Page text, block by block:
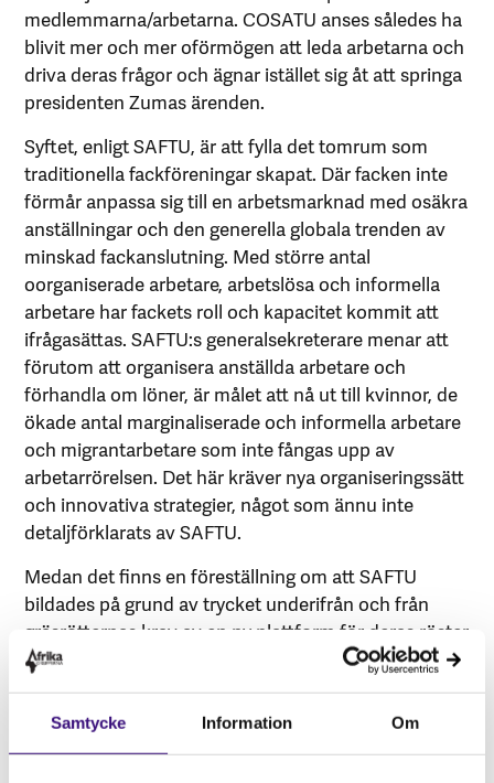
Samtycke Information Om
medlemmarna/arbetarna. COSATU anses således ha
blivit mer och mer oförmögen att leda arbetarna och
driva deras frågor och ägnar istället sig åt att springa
presidenten Zumas ärenden.
Syftet, enligt SAFTU, är att fylla det tomrum som
traditionella fackföreningar skapat. Där facken inte
förmår anpassa sig till en arbetsmarknad med osäkra
anställningar och den generella globala trenden av
minskad fackanslutning. Med större antal
oorganiserade arbetare, arbetslösa och informella
arbetare har fackets roll och kapacitet kommit att
ifrågasättas. SAFTU:s generalsekreterare menar att
förutom att organisera anställda arbetare och
förhandla om löner, är målet att nå ut till kvinnor, de
ökade antal marginaliserade och informella arbetare
och migrantarbetare som inte fångas upp av
arbetarrörelsen. Det här kräver nya organiseringssätt
och innovativa strategier, något som ännu inte
detaljförklarats av SAFTU.
Medan det finns en föreställning om att SAFTU
bildades på grund av trycket underifrån och från
gräsrötternas krav av en ny plattform för deras röster
och frustration, finns det
andra som menar annorlunda
. Även om behovet
av nya organiseringssätt och en ny federation som
ämnar att utmana makten synnerligen erkänns, så